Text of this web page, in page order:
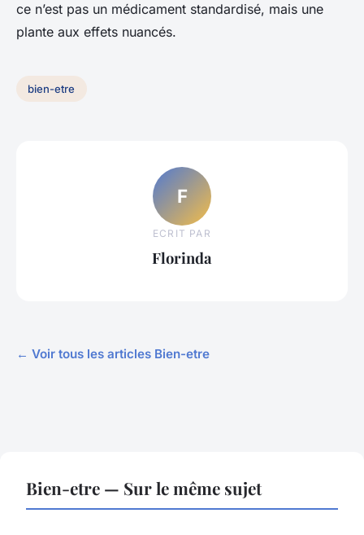
ce n’est pas un médicament standardisé, mais une
plante aux effets nuancés.
bien-etre
F
ECRIT PAR
Florinda
← Voir tous les articles Bien-etre
Bien-etre — Sur le même sujet